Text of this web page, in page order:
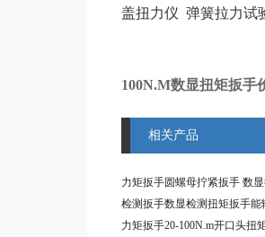
盖扭力仪 弹簧拉力试
100N.M数显扭矩扳手
相关产品